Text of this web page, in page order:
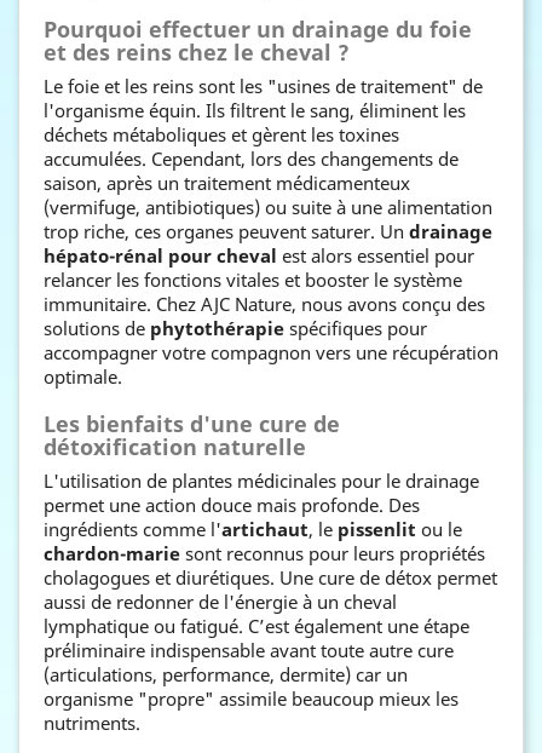
Pourquoi effectuer un drainage du foie
et des reins chez le cheval ?
Le foie et les reins sont les "usines de traitement" de
l'organisme équin. Ils filtrent le sang, éliminent les
déchets métaboliques et gèrent les toxines
accumulées. Cependant, lors des changements de
saison, après un traitement médicamenteux
(vermifuge, antibiotiques) ou suite à une alimentation
trop riche, ces organes peuvent saturer. Un drainage
hépato-rénal pour cheval est alors essentiel pour
relancer les fonctions vitales et booster le système
immunitaire. Chez AJC Nature, nous avons conçu des
solutions de phytothérapie spécifiques pour
accompagner votre compagnon vers une récupération
optimale.
Les bienfaits d'une cure de
détoxification naturelle
L'utilisation de plantes médicinales pour le drainage
permet une action douce mais profonde. Des
ingrédients comme l'artichaut, le pissenlit ou le
chardon-marie sont reconnus pour leurs propriétés
cholagogues et diurétiques. Une cure de détox permet
aussi de redonner de l'énergie à un cheval
lymphatique ou fatigué. C’est également une étape
préliminaire indispensable avant toute autre cure
(articulations, performance, dermite) car un
organisme "propre" assimile beaucoup mieux les
nutriments.